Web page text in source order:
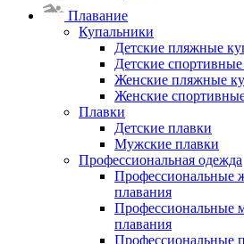
Плавание
Купальники
Детские пляжные
Детские
Женские пляжные
Женские
Плавки
Детские плавки
Мужские плавки
Профессиональная одежда
Профессиональные
плавания
Профессиональные
плавания
Профессиональные